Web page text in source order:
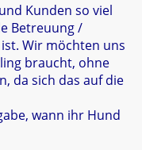
Kunden so viel
Betreuung /
Wir möchten uns
braucht, ohne
da sich das auf die
wann ihr Hund